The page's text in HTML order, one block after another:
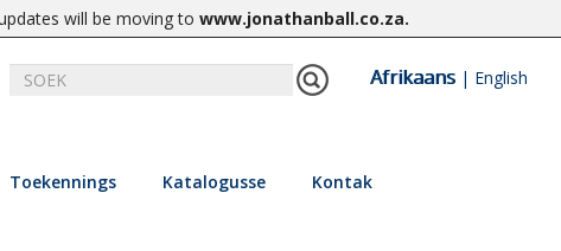
will be moving to www.jonathanball.co.za.
Afrikaans| English
Toekennings Katalogusse Kontak